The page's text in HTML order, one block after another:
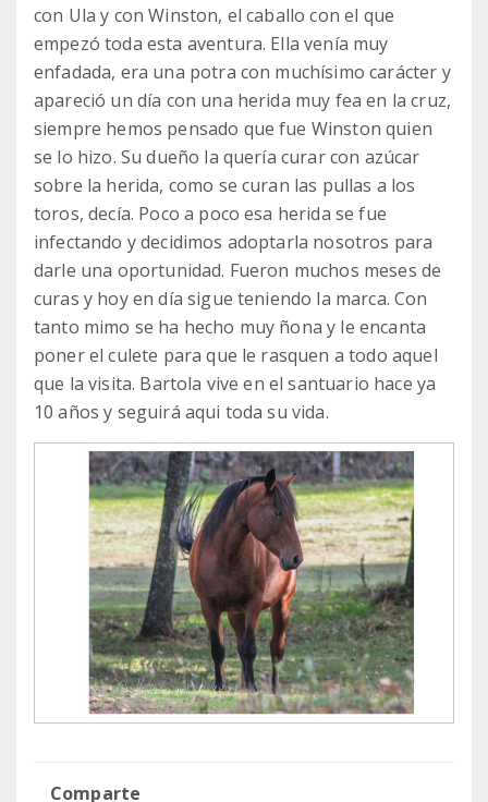
con Ula y con Winston, el caballo con el que
empezó toda esta aventura. Ella venía muy
enfadada, era una potra con muchísimo carácter y
apareció un día con una herida muy fea en la cruz,
siempre hemos pensado que fue Winston quien
se lo hizo. Su dueño la quería curar con azúcar
sobre la herida, como se curan las pullas a los
toros, decía. Poco a poco esa herida se fue
infectando y decidimos adoptarla nosotros para
darle una oportunidad. Fueron muchos meses de
curas y hoy en día sigue teniendo la marca. Con
tanto mimo se ha hecho muy ñona y le encanta
poner el culete para que le rasquen a todo aquel
que la visita. Bartola vive en el santuario hace ya
10 años y seguirá aqui toda su vida.
Comparte